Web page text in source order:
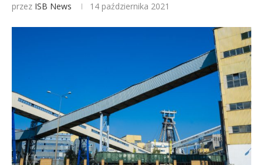
przez ISB News 14 października 2021